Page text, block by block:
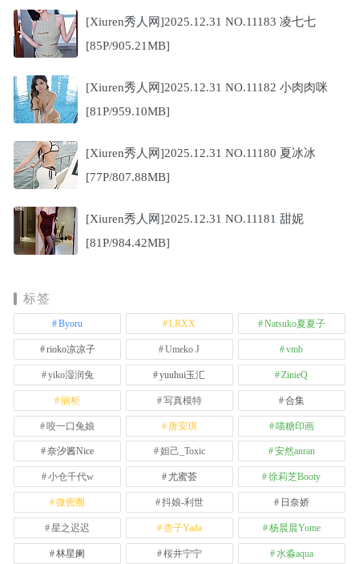
[Xiuren秀人网]2025.12.31 NO.11183 凌七七
[85P/905.21MB]
[Xiuren秀人网]2025.12.31 NO.11182 小肉肉咪
[81P/959.10MB]
[Xiuren秀人网]2025.12.31 NO.11180 夏冰冰
[77P/807.88MB]
[Xiuren秀人网]2025.12.31 NO.11181 甜妮
[81P/984.42MB]
标签
Byoru LRXX Natsuko夏夏子
rioko凉凉子 Umeko J vmb
yiko湿润兔 yuuhui玉汇 ZinieQ
丽柜 写真模特 合集
咬一口兔娘 唐安琪 喵糖印画
奈汐酱Nice 妲己_Toxic 安然anran
小仓千代w 尤蜜荟 徐莉芝Booty
微密圈 抖娘-利世 日奈娇
星之迟迟 杏子Yada 杨晨晨Yome
林星阑 桜井宁宁 水淼aqua